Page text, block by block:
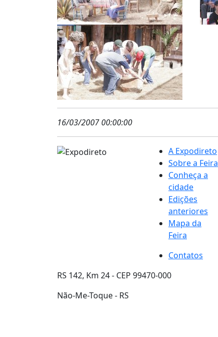
16/03/2007 00:00:00
A Expodireto
Sobre a Feira
Conheça a
cidade
Edições
anteriores
Mapa da
Feira
Contatos
RS 142, Km 24 - CEP 99470-000
Não-Me-Toque - RS